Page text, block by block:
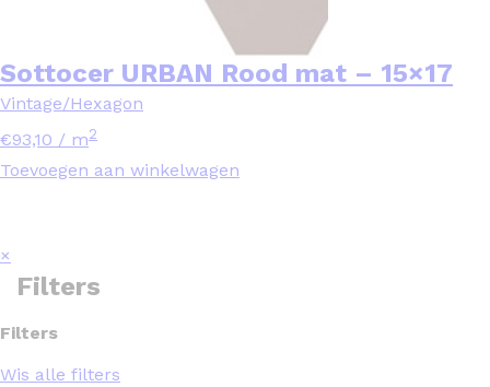
Sottocer URBAN Rood mat – 15×17
Vintage/Hexagon
€93,10 / m2
Toevoegen aan winkelwagen
×
Filters
Filters
Wis alle filters